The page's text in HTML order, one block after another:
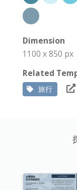
Dimension
1100 x 850 px
Related
旅行